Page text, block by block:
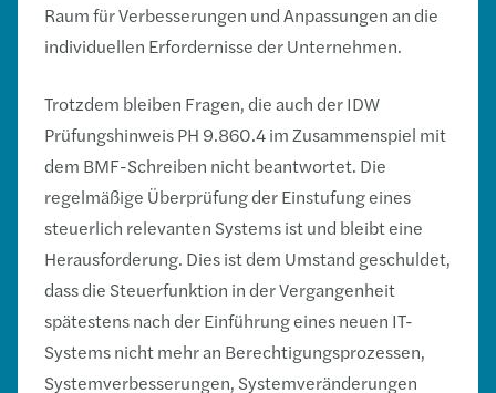
Raum für Verbesserungen und Anpassungen an die
individuellen Erfordernisse der Unternehmen.
Trotzdem bleiben Fragen, die auch der IDW
Prüfungshinweis PH 9.860.4 im Zusammenspiel mit
dem BMF-Schreiben nicht beantwortet. Die
regelmäßige Überprüfung der Einstufung eines
steuerlich relevanten Systems ist und bleibt eine
Herausforderung. Dies ist dem Umstand geschuldet,
dass die Steuerfunktion in der Vergangenheit
spätestens nach der Einführung eines neuen IT-
Systems nicht mehr an Berechtigungsprozessen,
Systemverbesserungen, Systemveränderungen